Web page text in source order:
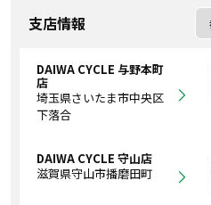
支店情報
DAIWA CYCLE 与野本町
店
埼玉県さいたま市中央区
下落合
DAIWA CYCLE 守山店
滋賀県守山市播磨田町